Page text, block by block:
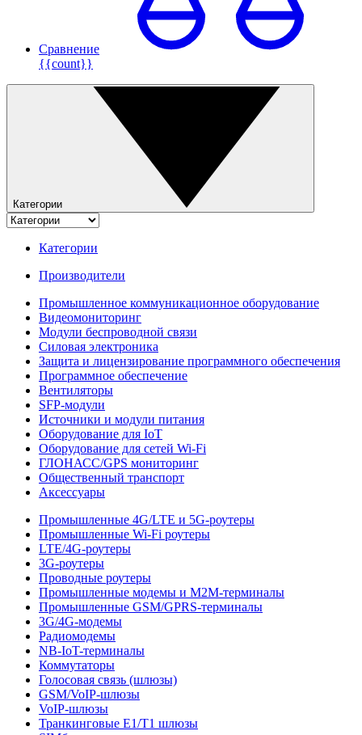
Сравнение
{{count}}
Категории
Категории
Производители
Промышленное коммуникационное оборудование
Видеомониторинг
Модули беспроводной связи
Силовая электроника
Защита и лицензирование программного обеспечения
Программное обеспечение
Вентиляторы
SFP-модули
Источники и модули питания
Оборудование для IoT
Оборудование для сетей Wi-Fi
ГЛОНАСС/GPS мониторинг
Общественный транспорт
Аксессуары
Промышленные 4G/LTE и 5G-роутеры
Промышленные Wi-Fi роутеры
LTE/4G-роутеры
3G-роутеры
Проводные роутеры
Промышленные модемы и M2M-терминалы
Промышленные GSM/GPRS-терминалы
3G/4G-модемы
Радиомодемы
NB-IoT-терминалы
Коммутаторы
Голосовая связь (шлюзы)
GSM/VoIP-шлюзы
VoIP-шлюзы
Транкинговые E1/T1 шлюзы